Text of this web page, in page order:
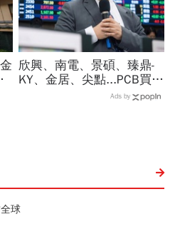
欣興、南電、景碩、臻鼎-
KY、金居、尖點...PCB買誰
最賺？杜金龍點名「這檔」
Ads by
球